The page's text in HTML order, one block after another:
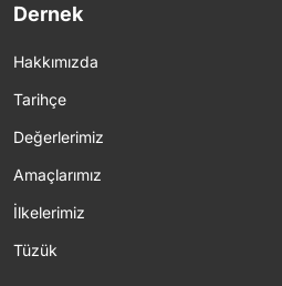
Dernek
Hakkımızda
Tarihçe
Değerlerimiz
Amaçlarımız
İlkelerimiz
Tüzük